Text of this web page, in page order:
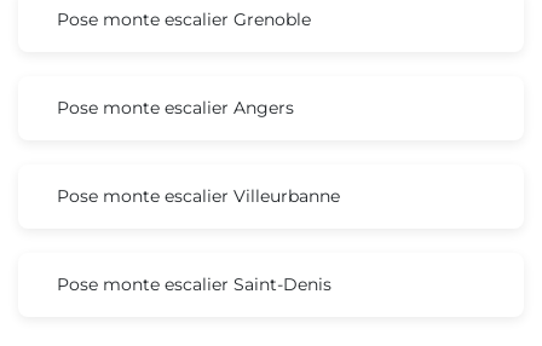
Pose monte escalier Grenoble
Pose monte escalier Angers
Pose monte escalier Villeurbanne
Pose monte escalier Saint-Denis